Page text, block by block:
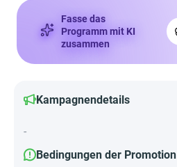
Fasse das
Programm mit KI
zusammen
Kampagnendetails
-
Bedingungen der Promotion